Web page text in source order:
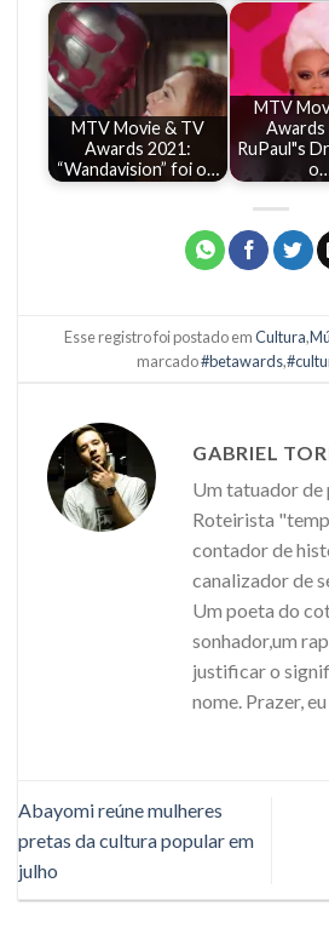
MTV Movie & TV
Awards 2021:
“Wandavision” foi o…
MTV
Awards
RuPaul"s
Esse registro foi postado emCultura,
marcado#betawards,
GABRIEL
Um tatuador de
Roteirista
contador de
canalizador de
Um poeta do
sonhador,um
justificar o
nome. Prazer,
Abayomi reúne mulheres
pretas da cultura popular em
julho